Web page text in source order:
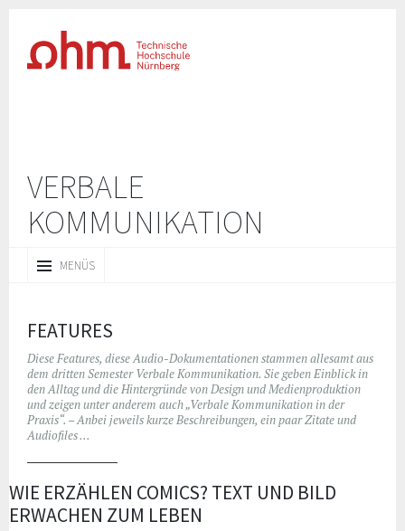
VERBALE
KOMMUNIKATION
MENÜS
INHALT
FEATURES
Diese Features, diese Audio-Dokumentationen stammen allesamt aus
dem dritten Semester Verbale Kommunikation. Sie geben Einblick in
den Alltag und die Hintergründe von Design und Medienproduktion
und zeigen unter anderem auch „Verbale Kommunikation in der
Praxis“. – Anbei jeweils kurze Beschreibungen, ein paar Zitate und
Audiofiles …
WIE ERZÄHLEN COMICS? TEXT UND BILD
ERWACHEN ZUM LEBEN